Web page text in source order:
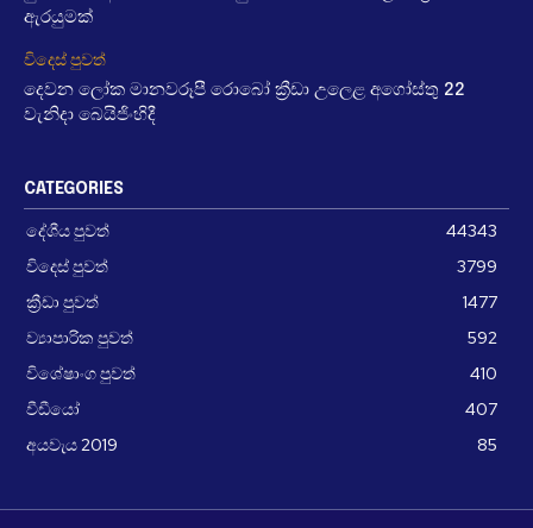
ඇරයුමක්
විදෙස් පුවත්
දෙවන ලෝක මානවරූපී රොබෝ ක්‍රීඩා උලෙළ අගෝස්තු 22
වැනිදා බෙයිජිංහිදී
CATEGORIES
දේශීය පුවත්
44343
විදෙස් පුවත්
3799
ක්‍රීඩා පුවත්
1477
ව්‍යාපාරික පුවත්
592
විශේෂාංග පුවත්
410
වීඩීයෝ
407
අයවැය 2019
85